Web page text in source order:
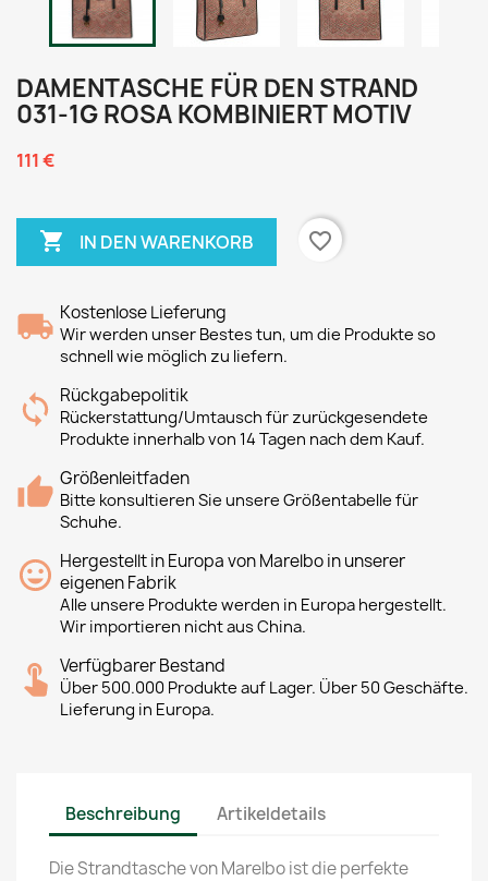
DAMENTASCHE FÜR DEN STRAND
031-1G ROSA KOMBINIERT MOTIV
111 €
 IN DEN WARENKORB favorite_border
Kostenlose Lieferung
Wir werden unser Bestes tun, um die Produkte so
schnell wie möglich zu liefern.
Rückgabepolitik
Rückerstattung/Umtausch für zurückgesendete
Produkte innerhalb von 14 Tagen nach dem Kauf.
Größenleitfaden
Bitte konsultieren Sie unsere Größentabelle für
Schuhe.
Hergestellt in Europa von Marelbo in unserer
eigenen Fabrik
Alle unsere Produkte werden in Europa hergestellt.
Wir importieren nicht aus China.
Verfügbarer Bestand
Über 500.000 Produkte auf Lager. Über 50 Geschäfte.
Lieferung in Europa.
Beschreibung Artikeldetails
Die Strandtasche von Marelbo ist die perfekte